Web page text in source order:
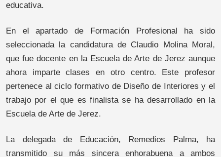
educativa.
En el apartado de Formación Profesional ha sido
seleccionada la candidatura de Claudio Molina Moral,
que fue docente en la Escuela de Arte de Jerez aunque
ahora imparte clases en otro centro. Este profesor
pertenece al ciclo formativo de Diseño de Interiores y el
trabajo por el que es finalista se ha desarrollado en la
Escuela de Arte de Jerez.
La delegada de Educación, Remedios Palma, ha
transmitido su más sincera enhorabuena a ambos